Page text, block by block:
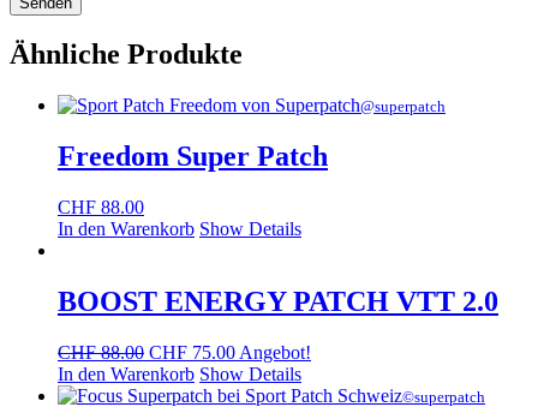
Ähnliche Produkte
@superpatch
Freedom Super Patch
CHF 88.00
In den Warenkorb Show Details
BOOST ENERGY PATCH VTT 2.0
CHF88.00 Ursprünglicher
Preis
war:
CHF 75.00Aktueller
Preis
ist:
Angebot!
In den Warenkorb Show Details
©superpatch